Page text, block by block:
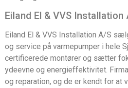
Eiland El & VVS Installation
Eiland El & VVS Installation A/S
og service på varmepumper i hele
certificerede montører og sætter
ydeevne og energieffektivitet.
og reparation, og de er kendt for at